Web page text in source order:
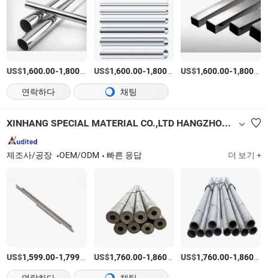
US$1,600.00-1,800.00 /티
US$1,600.00-1,800.00 /티
US$1,600.00-1,800.00
연락하다
채팅
XINHANG SPECIAL MATERIAL CO.,LTD HANGZHOU BRANCH
제조사/공장 OEM/ODM 빠른 응답 더 보기 +
US$1,599.00-1,799.00 /티
US$1,760.00-1,860.00 /티
US$1,760.00-1,860.00